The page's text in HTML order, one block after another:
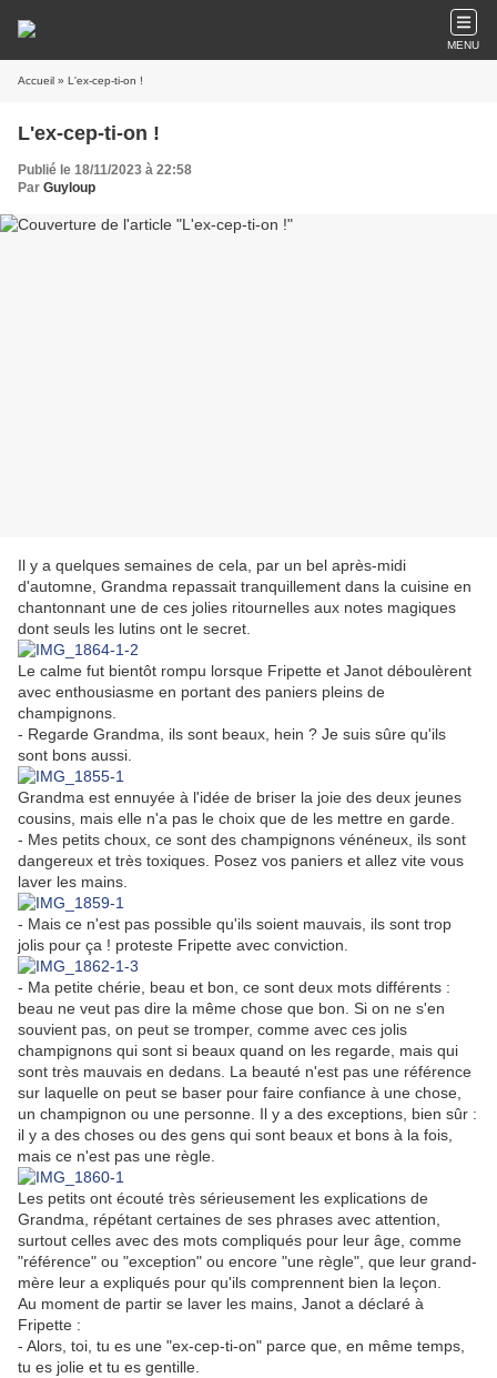
MENU
Accueil » L'ex-cep-ti-on !
L'ex-cep-ti-on !
Publié le 18/11/2023 à 22:58
Par Guyloup
Il y a quelques semaines de cela, par un bel après-midi
d'automne, Grandma repassait tranquillement dans la cuisine en
chantonnant une de ces jolies ritournelles aux notes magiques
dont seuls les lutins ont le secret.
Le calme fut bientôt rompu lorsque Fripette et Janot déboulèrent
avec enthousiasme en portant des paniers pleins de
champignons.
- Regarde Grandma, ils sont beaux, hein ? Je suis sûre qu'ils
sont bons aussi.
Grandma est ennuyée à l'idée de briser la joie des deux jeunes
cousins, mais elle n'a pas le choix que de les mettre en garde.
- Mes petits choux, ce sont des champignons vénéneux, ils sont
dangereux et très toxiques. Posez vos paniers et allez vite vous
laver les mains.
- Mais ce n'est pas possible qu'ils soient mauvais, ils sont trop
jolis pour ça ! proteste Fripette avec conviction.
- Ma petite chérie, beau et bon, ce sont deux mots différents :
beau ne veut pas dire la même chose que bon. Si on ne s'en
souvient pas, on peut se tromper, comme avec ces jolis
champignons qui sont si beaux quand on les regarde, mais qui
sont très mauvais en dedans. La beauté n'est pas une référence
sur laquelle on peut se baser pour faire confiance à une chose,
un champignon ou une personne. Il y a des exceptions, bien sûr :
il y a des choses ou des gens qui sont beaux et bons à la fois,
mais ce n'est pas une règle.
Les petits ont écouté très sérieusement les explications de
Grandma, répétant certaines de ses phrases avec attention,
surtout celles avec des mots compliqués pour leur âge, comme
"référence" ou "exception" ou encore "une règle", que leur grand-
mère leur a expliqués pour qu'ils comprennent bien la leçon.
Au moment de partir se laver les mains, Janot a déclaré à
Fripette :
- Alors, toi, tu es une "ex-cep-ti-on" parce que, en même temps,
tu es jolie et tu es gentille.